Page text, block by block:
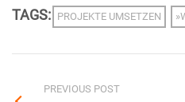
TAGS: PROJEKTE UMSETZEN
PREVIOUS POST